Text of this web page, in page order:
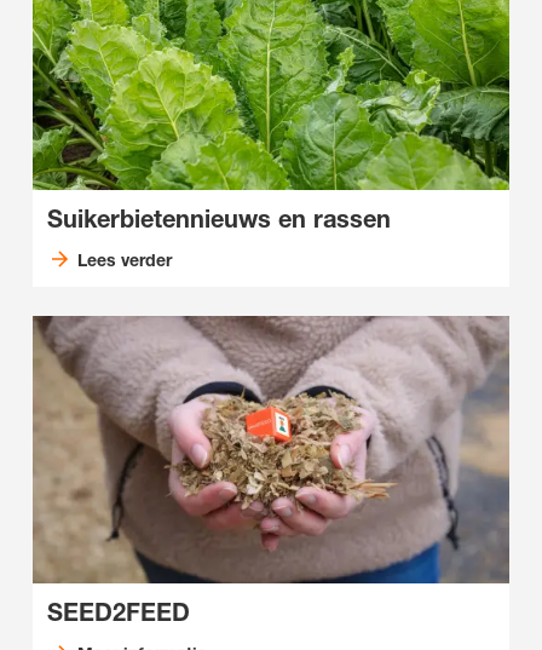
Suikerbietennieuws en rassen
Lees verder
SEED2FEED